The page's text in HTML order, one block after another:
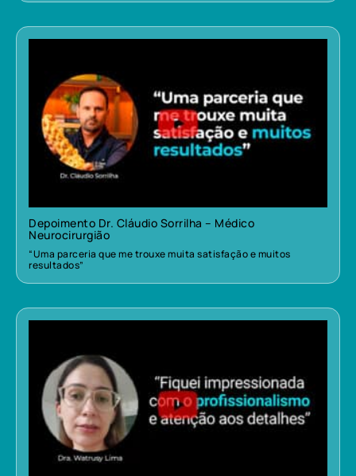
Depoimento Dr. Cláudio Sorrilha – Médico
Neurocirurgião
“Uma parceria que me trouxe muita satisfação e muitos
resultados”